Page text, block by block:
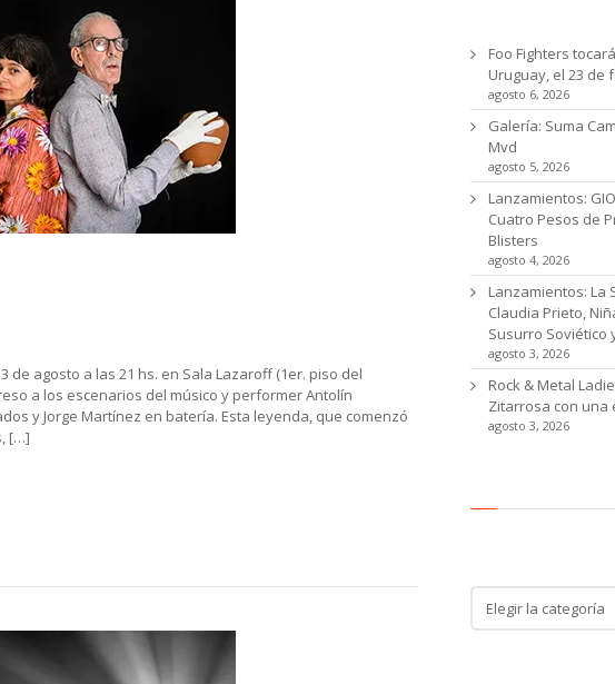
de agosto a las 21 hs. en Sala Lazaroff (1er. piso del
a los escenarios del músico y performer Antolín
y Jorge Martínez en batería. Esta leyenda, que comenzó
[…]
Foo Fighters
Uruguay, el 23 de
agosto 6, 2026
Galería: Suma
Mvd
agosto 5, 2026
Lanzamientos:
Cuatro Pesos de
Blisters
agosto 4, 2026
Lanzamientos: La
Claudia Prieto,
Susurro Soviético
agosto 3, 2026
Rock & Metal
Zitarrosa con una
agosto 3, 2026
Categoría
de
noticias